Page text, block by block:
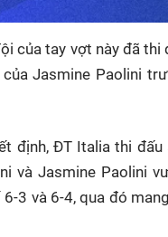
của tay vợt này đã
Jasmine Paolini
định, ĐT Italia thi
và Jasmine Paolini
3 và 6-4, qua đó